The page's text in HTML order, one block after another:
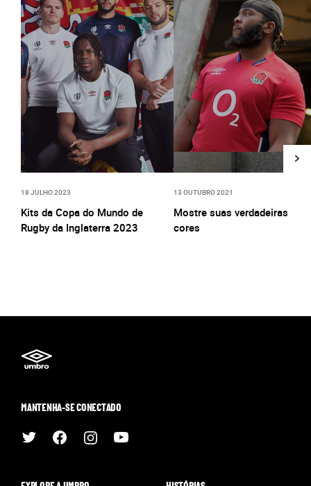
18 JULHO 2023
Kits da Copa do Mundo de
Rugby da Inglaterra 2023
13 OUTUBRO 2021
Mostre suas verdadeiras
cores
MANTENHA-SE CONECTADO